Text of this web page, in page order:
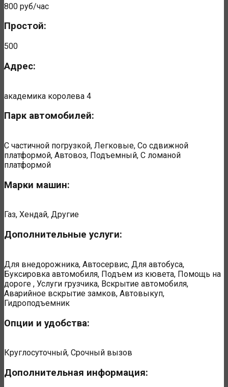
800 руб/час
Простой:
500
Адрес:
академика королева 4
Парк автомобилей:
С частичной погрузкой, Легковые, Со сдвижной
платформой, Автовоз, Подъемный, С ломаной
платформой
Марки машин:
Газ, Хендай, Другие
Дополнительные услуги:
Для внедорожника, Автосервис, Для автобуса,
Буксировка автомобиля, Подъем из кювета, Помощь на
дороге , Услуги грузчика, Вскрытие автомобиля,
Аварийное вскрытие замков, Автовыкуп,
Гидроподъемник
Опции и удобства:
Круглосуточный, Срочный вызов
Дополнительная информация: